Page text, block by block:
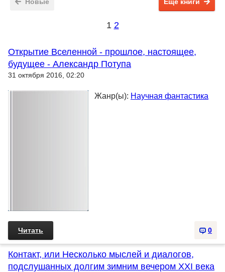
1 2
Открытие Вселенной - прошлое, настоящее,
будущее - Александр Потупа
31 октября 2016, 02:20
Жанр(ы): Научная фантастика
0
Читать
Контакт, или Несколько мыслей и диалогов,
подслушанных долгим зимним вечером XXI века